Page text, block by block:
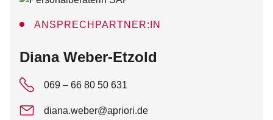
ANSPRECHPARTNER:IN
:
Diana Weber-Etzold
069 – 66 80 50 631
diana.weber@apriori.de